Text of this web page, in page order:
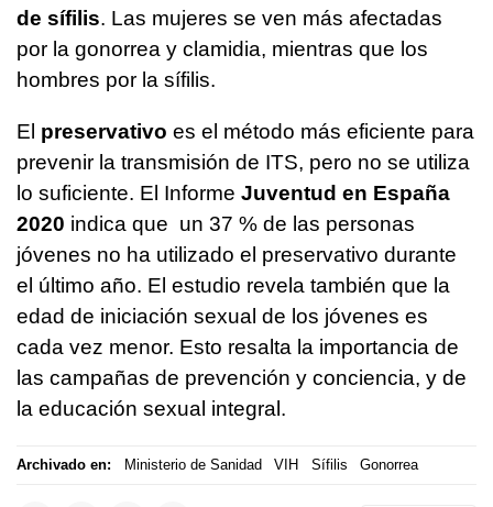
de sífilis. Las mujeres se ven más afectadas
por la gonorrea y clamidia, mientras que los
hombres por la sífilis.
El preservativo es el método más eficiente para
prevenir la transmisión de ITS, pero no se utiliza
lo suficiente. El Informe Juventud en España
2020 indica que un 37 % de las personas
jóvenes no ha utilizado el preservativo durante
el último año. El estudio revela también que la
edad de iniciación sexual de los jóvenes es
cada vez menor. Esto resalta la importancia de
las campañas de prevención y conciencia, y de
la educación sexual integral.
Archivado en: Ministerio de Sanidad VIH Sífilis Gonorrea